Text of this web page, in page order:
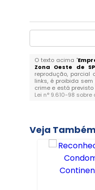
O texto acima "
Zona Oeste de SP
reprodução, parcial
links, é proibida
crime e está
Lei n° 9.610-98
Veja Também